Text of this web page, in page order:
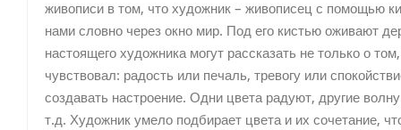
живописи в том, что художник – живописец с помощью
нами словно через окно мир. Под его кистью оживают
настоящего художника могут рассказать не только о
чувствовал: радость или печаль, тревогу или
создавать настроение. Одни цвета радуют, другие
т.д. Художник умело подбирает цвета и их сочетание,